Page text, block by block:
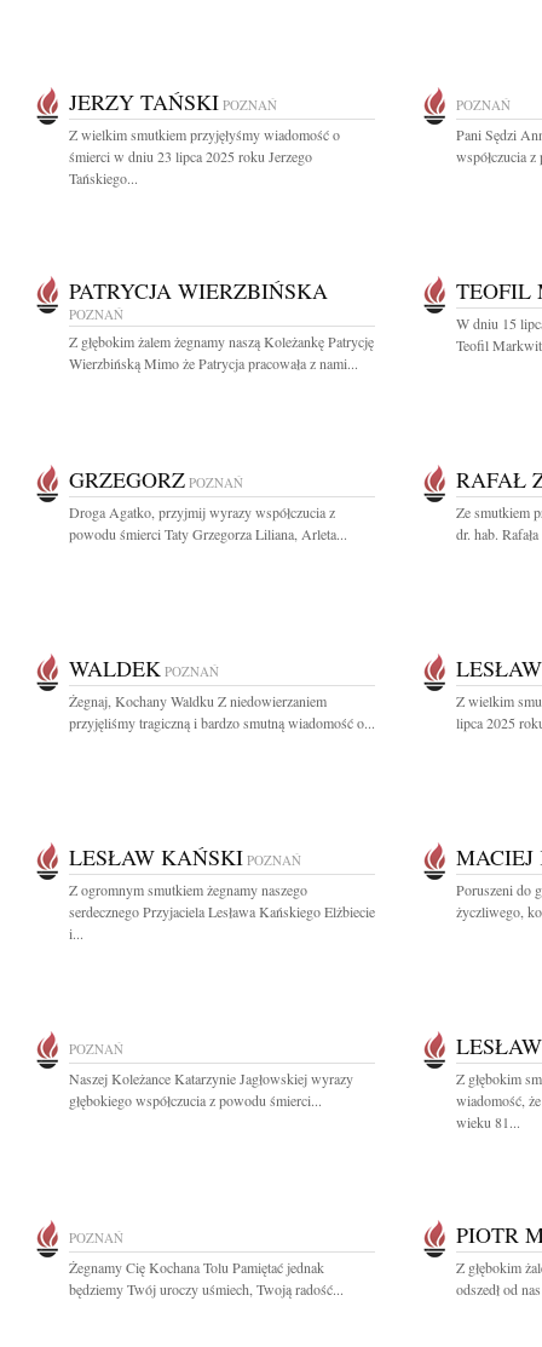
JERZY TAŃSKI POZNAŃ
Z wielkim smutkiem przyjęłyśmy wiadomość o
śmierci w dniu 23 lipca 2025 roku Jerzego
Tańskiego...
POZNAŃ
Pani Sędzi
współczucia
PATRYCJA WIERZBIŃSKA
POZNAŃ
Z głębokim żalem żegnamy naszą Koleżankę Patrycję
Wierzbińską Mimo że Patrycja pracowała z nami...
TEOFIL
W dniu 15
Teofil
GRZEGORZ POZNAŃ
Droga Agatko, przyjmij wyrazy współczucia z
powodu śmierci Taty Grzegorza Liliana, Arleta...
RAFAŁ
Ze smutkiem
dr. hab.
WALDEK POZNAŃ
Żegnaj, Kochany Waldku Z niedowierzaniem
przyjęliśmy tragiczną i bardzo smutną wiadomość o...
Z wielkim
lipca 2025
LESŁAW KAŃSKI POZNAŃ
Z ogromnym smutkiem żegnamy naszego
serdecznego Przyjaciela Lesława Kańskiego Elżbiecie
i...
MACIEJ
Poruszeni do
życzliwego,
POZNAŃ
Naszej Koleżance Katarzynie Jagłowskiej wyrazy
głębokiego współczucia z powodu śmierci...
Z głębokim
wiadomość,
wieku 81...
POZNAŃ
Żegnamy Cię Kochana Tolu Pamiętać jednak
będziemy Twój uroczy uśmiech, Twoją radość...
PIOTR
Z głębokim
odszedł od